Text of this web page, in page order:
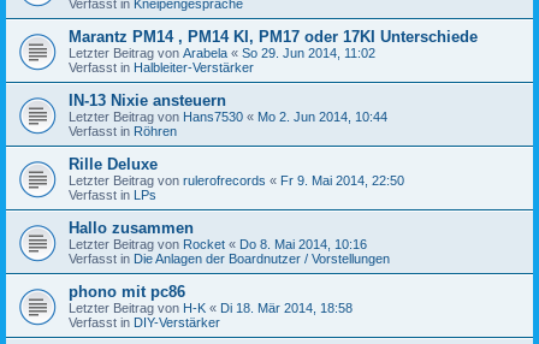
Verfasst in Kneipengespräche
Marantz PM14 , PM14 KI, PM17 oder 17KI Unterschiede
Letzter Beitrag von Arabela « So 29. Jun 2014, 11:02
Verfasst in Halbleiter-Verstärker
IN-13 Nixie ansteuern
Letzter Beitrag von Hans7530 « Mo 2. Jun 2014, 10:44
Verfasst in Röhren
Rille Deluxe
Letzter Beitrag von rulerofrecords « Fr 9. Mai 2014, 22:50
Verfasst in LPs
Hallo zusammen
Letzter Beitrag von Rocket « Do 8. Mai 2014, 10:16
Verfasst in Die Anlagen der Boardnutzer / Vorstellungen
phono mit pc86
Letzter Beitrag von H-K « Di 18. Mär 2014, 18:58
Verfasst in DIY-Verstärker